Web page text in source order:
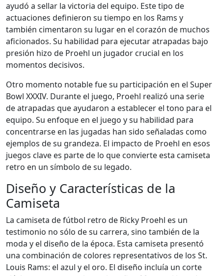
ayudó a sellar la victoria del equipo. Este tipo de
actuaciones definieron su tiempo en los Rams y
también cimentaron su lugar en el corazón de muchos
aficionados. Su habilidad para ejecutar atrapadas bajo
presión hizo de Proehl un jugador crucial en los
momentos decisivos.
Otro momento notable fue su participación en el Super
Bowl XXXIV. Durante el juego, Proehl realizó una serie
de atrapadas que ayudaron a establecer el tono para el
equipo. Su enfoque en el juego y su habilidad para
concentrarse en las jugadas han sido señaladas como
ejemplos de su grandeza. El impacto de Proehl en esos
juegos clave es parte de lo que convierte esta camiseta
retro en un símbolo de su legado.
Diseño y Características de la
Camiseta
La camiseta de fútbol retro de Ricky Proehl es un
testimonio no sólo de su carrera, sino también de la
moda y el diseño de la época. Esta camiseta presentó
una combinación de colores representativos de los St.
Louis Rams: el azul y el oro. El diseño incluía un corte